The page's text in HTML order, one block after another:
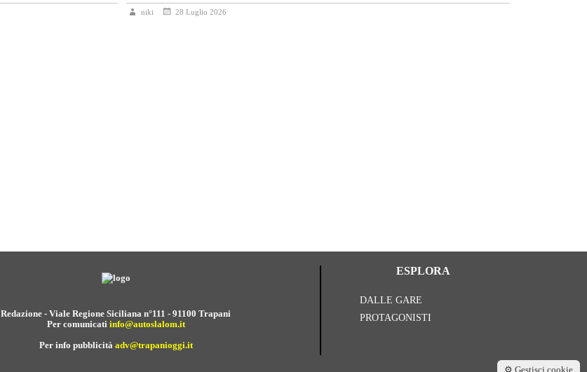
niki 28 Luglio 2026
Redazione - Viale Regione Siciliana n°111 - 91100 Trapani
Per comunicati info@autoslalom.it
Per info pubblicità adv@trapanioggi.it
ESPLORA
DALLE GARE
PROTAGONISTI
⚙️ Gestisci cookie